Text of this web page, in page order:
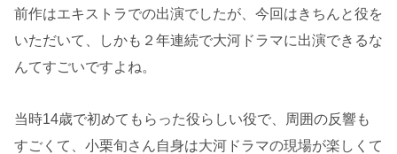
前作はエキストラでの出演でしたが、今回はきちんと役を
いただいて、しかも２年連続で大河ドラマに出演できるな
んてすごいですよね。
当時14歳で初めてもらった役らしい役で、周囲の反響も
すごくて、小栗旬さん自身は大河ドラマの現場が楽しくて